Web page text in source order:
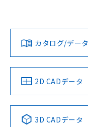
ダウンロードデータを
みください。
ソフトウェアの使用条件
対応済み
中国 RoHS 注意事
カタログ/デー
2D CADデータ
3D CADデータ